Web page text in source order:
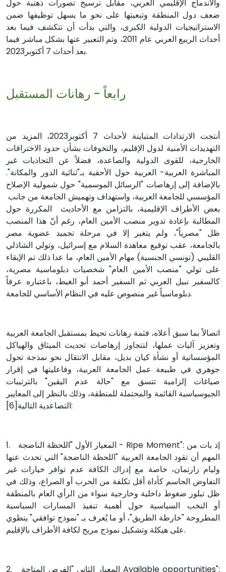
والاندماج الإقليمي العربي، مقابل ترسيخ تصورات ذهنية حول
ضعف دول المنطقة وتبعيتها على نحو ما يسهل توظيفها ضمن
الاستراتيجيات الدولية الكبرى، والتي بدأت أن تتكشف فيما بعد
أحداث الربيع العربي عام 2011، وتم التعبير عنها بشكل مباشر فيما
بعد أحداث 7 أكتوبر2023.
رابعاً - رهانات المستقبل
أنتجت الارتدادات المتباينة لأحداث 7 أكتوبر2023، المزيد من
التهديدات الأمنية لدول الإقليم، والتخوفات بشأن حدود الاختراقات
الخارجية، للقوى الدولية والصاعدة، فضلاً عن التجاذبات غير
المباشرة العربية- العربية حول الأحقية بـ"ثنائية الدور والمكانة".
بالإضافة إلى إرهاصات "الرسائل الموسمية" حول شمولية الإصلاح
المؤسسي للجامعة العربية، واستهداف وتهميش الجامعة من جانب
بعض الأطراف الإقليمية، بالتزامن مع الأحاديث المكررة حول
المطالبة بإعادة تدوير منصب الأمين العام، رغم أنّ هذا المنصب
ظل "مصرياً"، ولم يتغير إلا في مرحلة تجميد عضوية مصر
بالجامعة، عقب توقيع معاهدة السلام مع إسرائيل، وتولي الشاذلي
القليبي (تونسي الجنسية) مهام الأمين العام، ما عدا ذلك تم الإبقاء
على تولي "منصب الأمين العام" شخصيات دبلوماسية مصرية،
كالسفير نبيل العربي ثم السفير أحمد أبو الغيط، باعتباره عرفاً
دبلوماسياً غير منصوص عليه في النظام الأساسي للجامعة.
اتصالاً بما سبق أعلاه، فثمة رهانات تحيط بمستقبل الجامعة العربية
وتعزيز آليات عملها، لتتجاوز إرهاصات تحديث الميثاق والهياكل
المؤسساتية أو نشأة كيان بديل، مقابل الانتقال نحو نمذجة تحول
جوهري في طبيعة عمل الجامعة العربية، وفاعليتها في إقرار
صياغات إلزامية تتسق مع "حالة عدم اليقين" بالترتيبات
الجيوسياسية القائمة والمحتملة للمنطقة، وذلك بالنظر إلى المعايير
التصاعدية التالية[6]:
1. المعيار الأول "اللحظة الناضجة - Ripe Moment": إذ بات من
المهم أن تقود الجامعة العربية "اللحظة الناضجة" التي تحدث عنها
وليام زارتمان، خاصة مع إدراك الكافة عدم توافر خيارات غير
التفاوض الحاسم كأداة أقل تكلفة من الحرب أو الصراع، وذلك في
ظل تبلور ضغوط داخلية وخارجية سواء من الرأي العام بالمنطقة
أو النخب السياسية حول أهمية تنفيذ المسارات السياسية
المطروحة "خارطة الطريق"، أو ما يُعرف بـ "نموذج توافقي" ينطوي
على هيكلة وتشكيل نموذج مربح لكافة الأطراف بالإقليم.
2. المعيار الثاني "الفرص المتاحة Available opportunities":